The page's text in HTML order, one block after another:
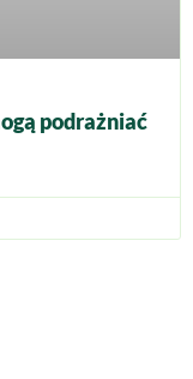
podrażniać